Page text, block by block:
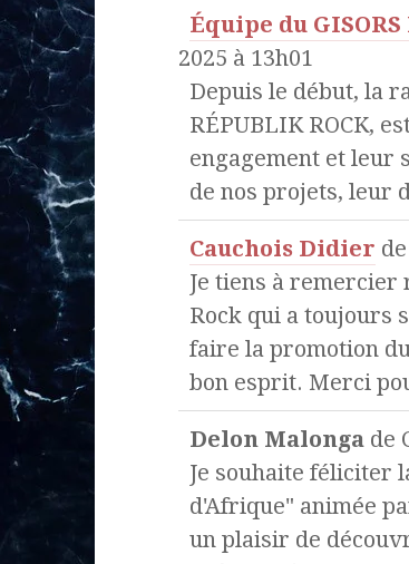
Équipe du GISORS
2025 à 13h01
Depuis le début, la
RÉPUBLIK ROCK,
engagement et leur
de nos projets, leur
Cauchois Didier de
Je tiens à
Rock qui a toujours
faire la promotion
bon esprit. Merci
Delon Malonga de
Je souhaite féliciter
d'Afrique" animée
un plaisir de